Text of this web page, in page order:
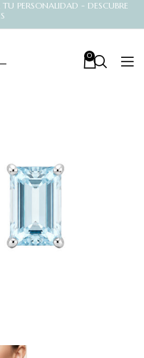
TU PERSONALIDAD - DESCUBRE
0